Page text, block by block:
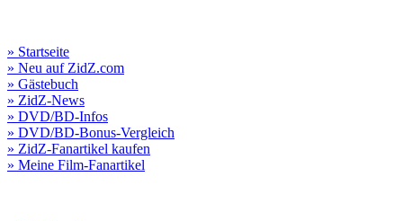
» Startseite
» Neu auf ZidZ.com
» Gästebuch
» ZidZ-News
» DVD/BD-Infos
» DVD/BD-Bonus-Vergleich
» ZidZ-Fanartikel kaufen
» Meine Film-Fanartikel